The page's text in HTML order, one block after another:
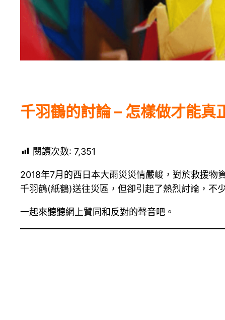
千羽鶴的討論 – 怎樣做才能真
閱讀次數: 7,351
2018年7月的西日本大雨災災情嚴峻，對於救援物
千羽鶴(紙鶴)送往災區，但卻引起了熱烈討論，不
一起來聽聽網上贊同和反對的聲音吧。